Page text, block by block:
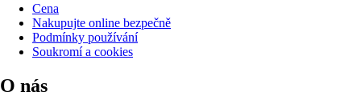
Cena
Nakupujte online bezpečně
Podmínky používání
Soukromí a cookies
O nás